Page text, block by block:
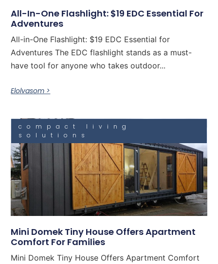
All-In-One Flashlight: $19 EDC Essential For
Adventures
All-in-One Flashlight: $19 EDC Essential for
Adventures The EDC flashlight stands as a must-
have tool for anyone who takes outdoor...
Elolvasom >
compact living
solutions
Mini Domek Tiny House Offers Apartment
Comfort For Families
Mini Domek Tiny House Offers Apartment Comfort